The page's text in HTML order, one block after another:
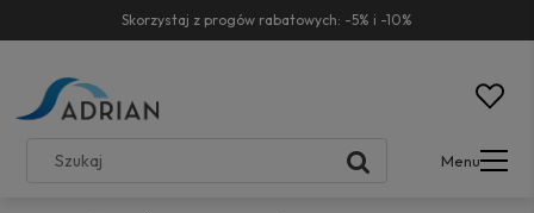
Skorzystaj z progów rabatowych: -5% i -10%
Menu